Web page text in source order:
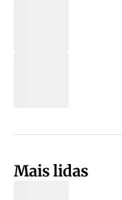
Mais lidas